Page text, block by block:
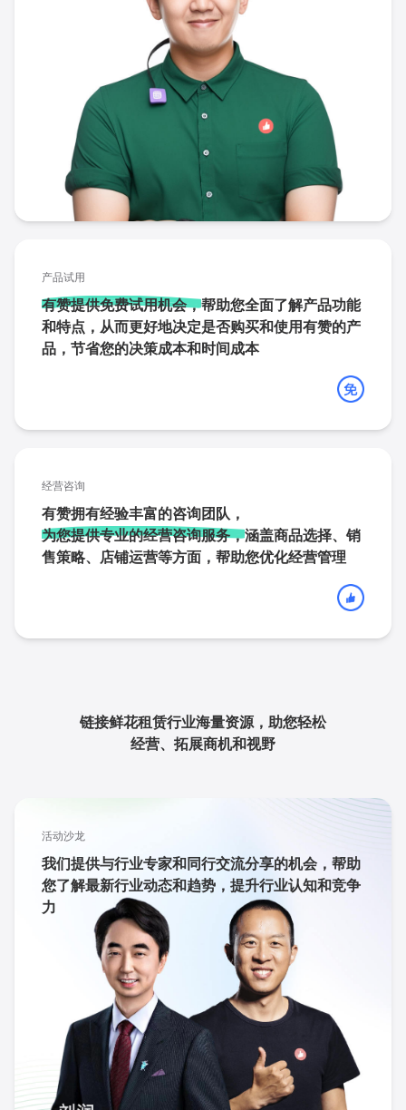
产品试用
有赞提供免费试用机会，帮助您全面了解产品功能
和特点，从而更好地决定是否购买和使用有赞的产
品，节省您的决策成本和时间成本
经营咨询
有赞拥有经验丰富的咨询团队，
为您提供专业的经营咨询服务，涵盖商品选择、销
售策略、店铺运营等方面，帮助您优化经营管理
链接鲜花租赁行业海量资源，助您轻松
经营、拓展商机和视野
活动沙龙
我们提供与行业专家和同行交流分享的机会，帮助
您了解最新行业动态和趋势，提升行业认知和竞争
力